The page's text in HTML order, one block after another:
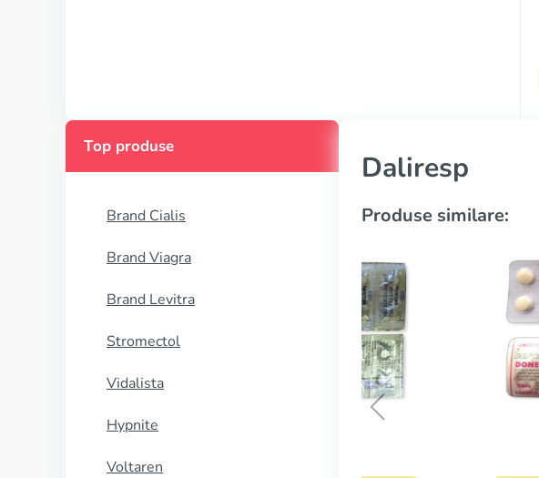
Top produse
Brand Cialis
Brand Viagra
Brand Levitra
Stromectol
Vidalista
Hypnite
Voltaren
Daliresp
Produse similare: